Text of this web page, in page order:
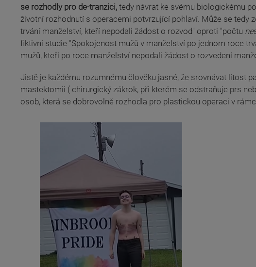
se rozhodly pro de-tranzici, tedy návrat ke svému biologickému
životní rozhodnutí s operacemi potvrzující pohlaví. Může se tedy
trvání manželství, kteří nepodali žádost o rozvod" oproti "počtu ne
fiktivní studie "Spokojenost mužů v manželství po jednom roce
mužů, kteří po roce manželství nepodali žádost o rozvedení
Jistě je každému rozumnému člověku jasné, že srovnávat lítost
mastektomii ( chirurgický zákrok, při kterém se odstraňuje prs
osob, která se dobrovolně rozhodla pro plastickou operaci v